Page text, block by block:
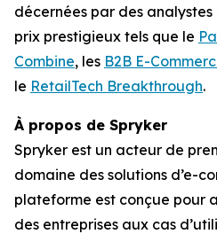
décernées par des analystes
prix prestigieux tels que le
Combine, les B2B E-
le RetailTech Breakthrough.
À propos de Spryker
Spryker est un acteur de
domaine des solutions d’e-
plateforme est conçue pour
des entreprises aux cas